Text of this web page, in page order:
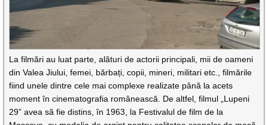
La filmări au luat parte, alături de actorii principali, mii de oameni
din Valea Jiului, femei, bărbați, copii, mineri, militari etc., filmările
fiind unele dintre cele mai complexe realizate până la acets
moment în cinematografia românească. De altfel, filmul „Lupeni
29” avea să fie distins, în 1963, la Festivalul de film de la